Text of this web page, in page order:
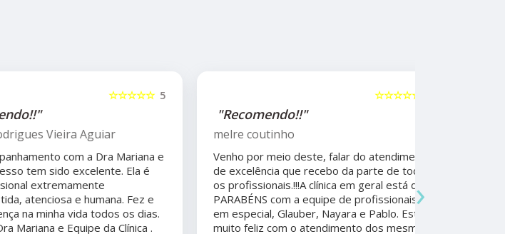
5
☆☆☆☆☆
Vieira Aguiar
com a Dra Mariana e
sido excelente. Ela é
extremamente
e humana. Fez e
minha vida todos os dias.
e Equipe da Clínica .
5
☆☆☆☆☆
"Recomendo!!"
melre coutinho
Venho por meio deste, falar do atendimento
de excelência que recebo da parte de todos
os profissionais.!!!A clínica em geral está de
PARABÉNS com a equipe de profissionais ,
em especial, Glauber, Nayara e Pablo. Estou
muito feliz com o atendimento dos mesmos.
›